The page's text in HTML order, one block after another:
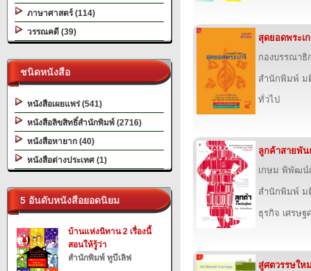
ภาษาศาสตร์ (114)
วรรณคดี (39)
ชนิดหนังสือ
หนังสือเผยแพร่ (541)
หนังสือลิขสิทธิ์สำนักพิมพ์ (2716)
หนังสือหายาก (40)
หนังสือต่างประเทศ (1)
5 อันดับหนังสือยอดนิยม
บ้านแห่งนิทาน 2 เรื่องนี้
สอนให้รู้ว่า
สำนักพิมพ์ ทูบีเลิฟ
สุดยอดพระเ
กองบรรณาธิ
สำนักพิมพ์ ม
ทั่วไป
ลูกค้าสายพัน
เกษม พิพัฒน์
สำนักพิมพ์ ม
ธุรกิจ เศรษฐ
สู่ศตวรรษให